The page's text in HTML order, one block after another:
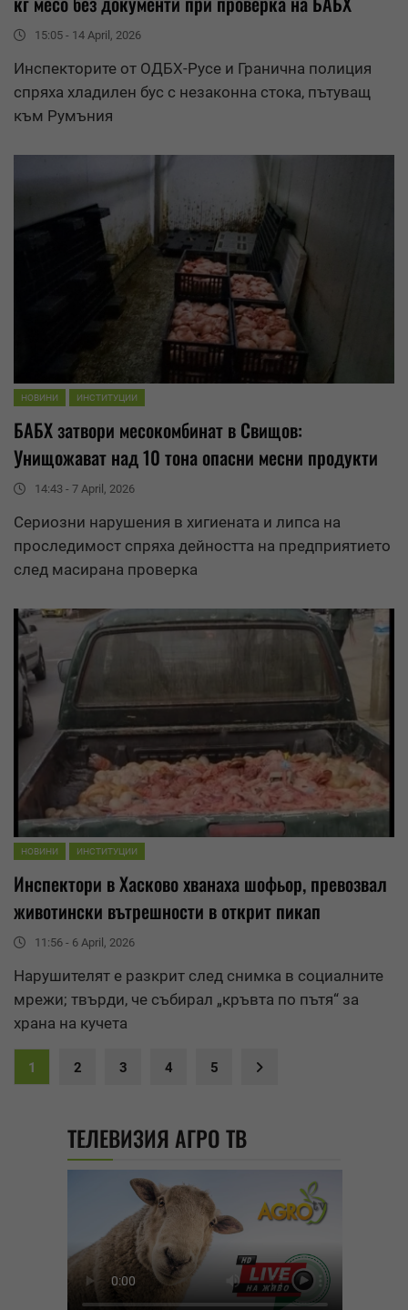
15:05 - 14 April, 2026
Инспекторите от ОДБХ-Русе и Гранична полиция
спряха хладилен бус с незаконна стока, пътуващ
към Румъния
НОВИНИ ИНСТИТУЦИИ
БАБХ затвори месокомбинат в Свищов:
Унищожават над 10 тона опасни месни продукти
14:43 - 7 April, 2026
Сериозни нарушения в хигиената и липса на
проследимост спряха дейността на предприятието
след масирана проверка
НОВИНИ ИНСТИТУЦИИ
Инспектори в Хасково хванаха шофьор, превозвал
животински вътрешности в открит пикап
11:56 - 6 April, 2026
Нарушителят е разкрит след снимка в социалните
мрежи; твърди, че събирал „кръвта по пътя“ за
храна на кучета
1 2 3 4 5
ТЕЛЕВИЗИЯ АГРО ТВ